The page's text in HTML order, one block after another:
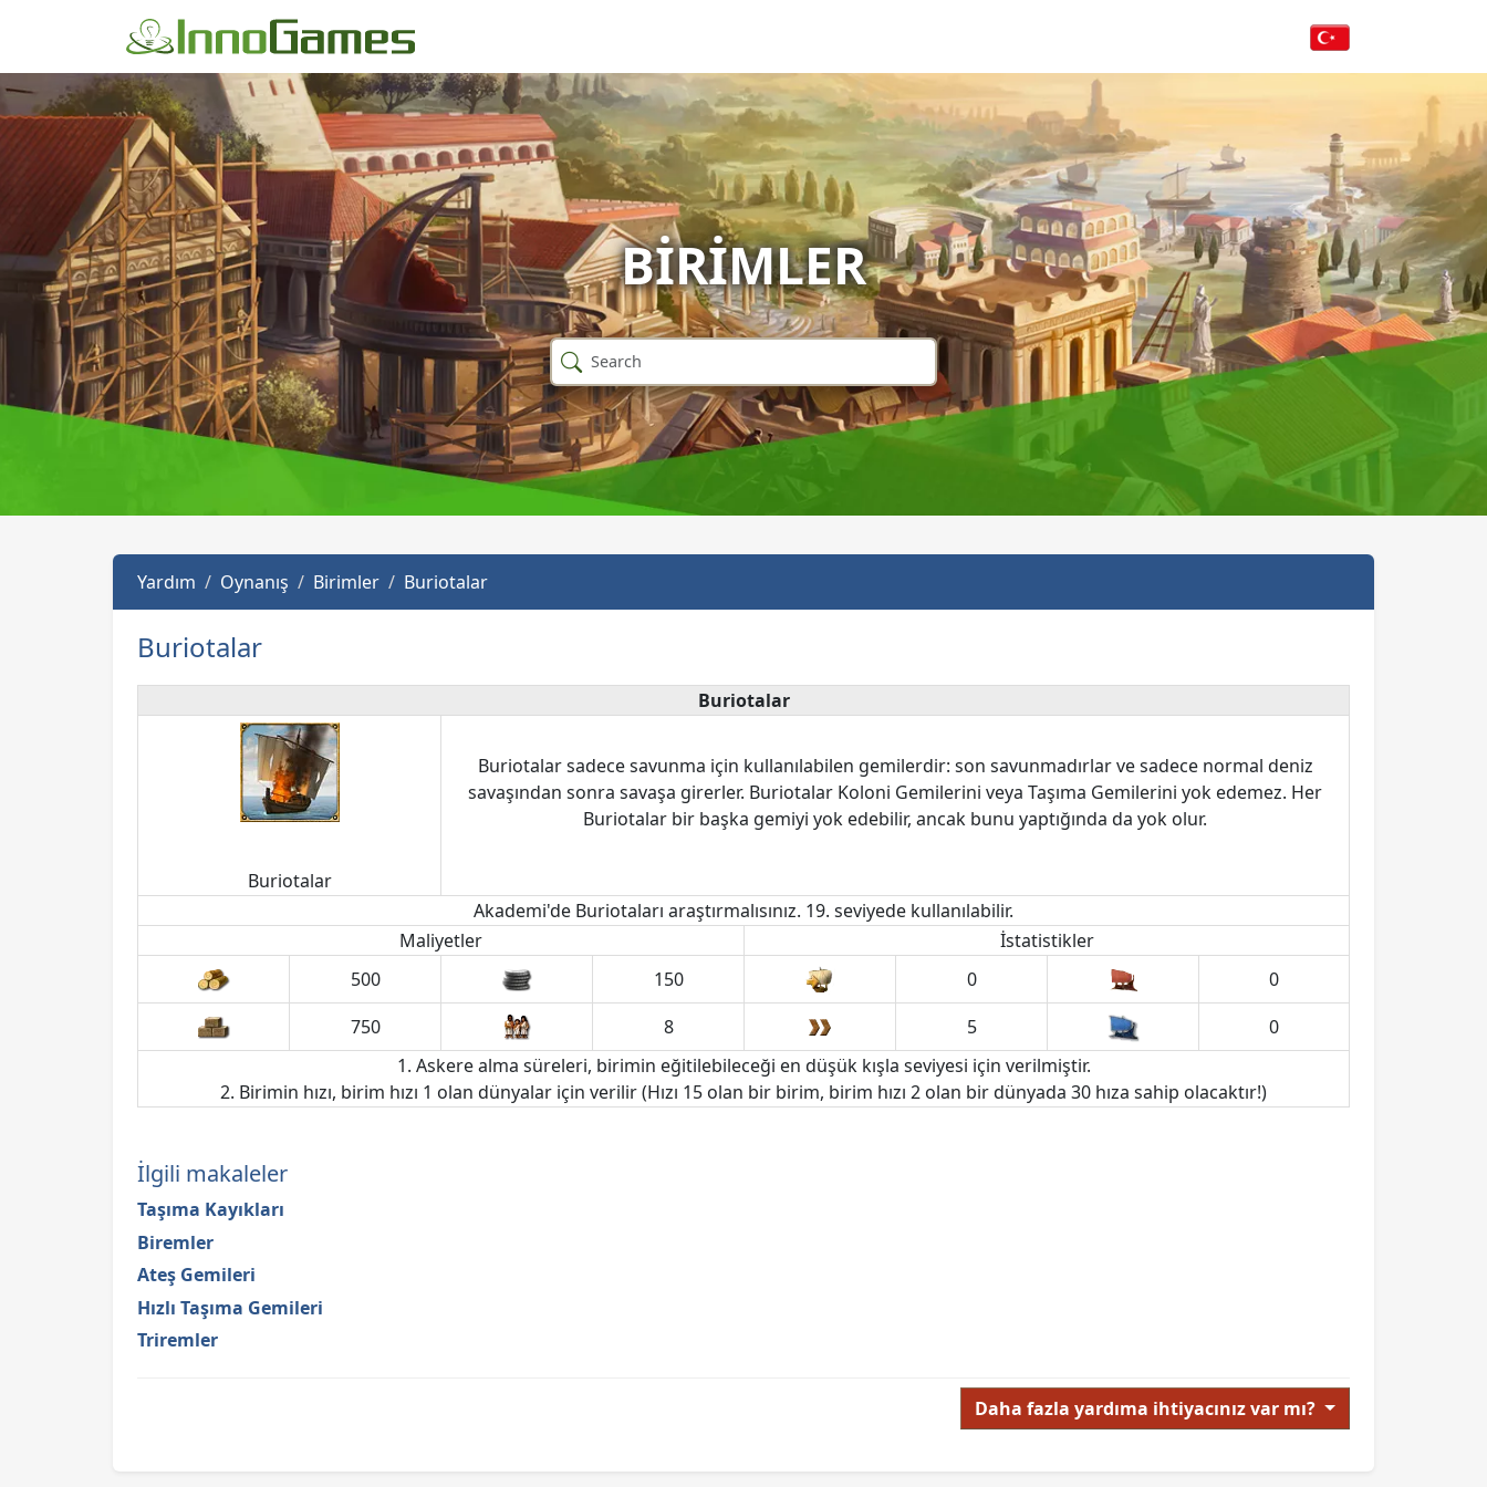
BIRIMLER
Yardım Oynanış Birimler Buriotalar
Buriotalar
Buriotalar
Buriotalar
Buriotalar sadece savunma için kullanılabilen gemilerdir: son savunmadırlar ve sadece normal deniz
savaşından sonra savaşa girerler. Buriotalar Koloni Gemilerini veya Taşıma Gemilerini yok edemez. Her
Buriotalar bir başka gemiyi yok edebilir, ancak bunu yaptığında da yok olur.
Akademi'de Buriotaları araştırmalısınız. 19. seviyede kullanılabilir.
Maliyetler
İstatistikler
500
150 0
0
750
8 5
0
1. Askere alma süreleri, birimin eğitilebileceği en düşük kışla seviyesi için verilmiştir.
2. Birimin hızı, birim hızı 1 olan dünyalar için verilir (Hızı 15 olan bir birim, birim hızı 2 olan bir dünyada 30 hıza sahip olacaktır!)
İlgili makaleler
Taşıma Kayıkları
Biremler
Ateş Gemileri
Hızlı Taşıma Gemileri
Triremler
Daha fazla yardıma ihtiyacınız var mı?